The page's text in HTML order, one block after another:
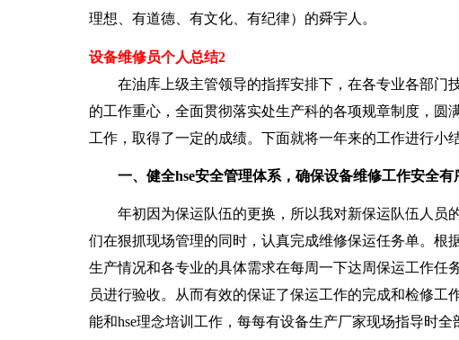
理想、有道德、有文化、有纪律）的舜宇人。
设备维修员个人总结2
在油库上级主管领导的指挥安排下，在各专业各部门
的工作重心，全面贯彻落实处生产科的各项规章制度，圆
工作，取得了一定的成绩。下面就将一年来的工作进行小
一、健全hse安全管理体系，确保设备维修工作安全有
年初因为保运队伍的更换，所以我对新保运队伍人员
们在狠抓现场管理的同时，认真完成维修保运任务单。根
生产情况和各专业的具体需求在每周一下达周保运工作任
员进行验收。从而有效的保证了保运工作的完成和检修工
能和hse理念培训工作，每每有设备生产厂家现场指导时